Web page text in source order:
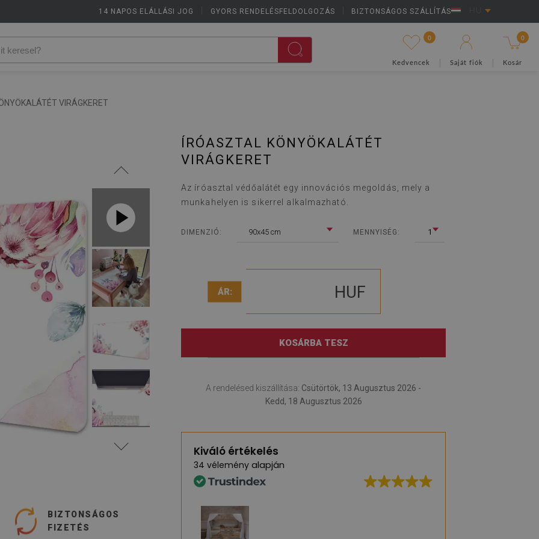
14 NAPOS ELÁLLÁSI JOG GYORS RENDELÉSFELDOLGOZÁS BIZTONSÁGOS SZÁLLÍTÁS
0
Kedvencek Saját fiók
0
Kosár
VIRÁGKERET
BIZTONSÁGOS
FIZETÉS
ÍRÓASZTAL KÖNYÖKALÁTÉT
VIRÁGKERET
Az íróasztal védőalátét egy innovációs megoldás, mely a
munkahelyen is sikerrel alkalmazható.
DIMENZIÓ: 90x45 cm MENNYISÉG: 1
ÁR: HUF
KOSÁRBA TESZ
A rendelésed kiszállítása: Csütörtök, 13 Augusztus 2026 -
Kedd, 18 Augusztus 2026
Kiváló értékelés
34 vélemény alapján